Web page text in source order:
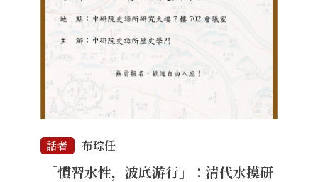
話者 布琮任
「慣習水性，波底游行」：清代水摸研